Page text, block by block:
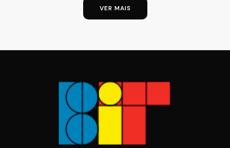
VER MAIS